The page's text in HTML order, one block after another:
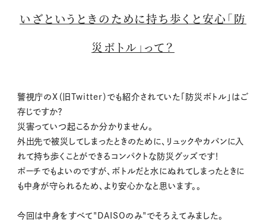
いざというときのために持ち歩くと安心「防
災ボトル」って？
警視庁のX（旧Twitter）でも紹介されていた「防災ボトル」はご
存じですか？
災害っていつ起こるか分かりません。
外出先で被災してしまったときのために、リュックやカバンに入
れて持ち歩くことができるコンパクトな防災グッズです！
ポーチでもよいのですが、ボトルだと水にぬれてしまったときに
も中身が守られるため、より安心かなと思います。。
今回は中身をすべて"DAISOのみ"でそろえてみました。